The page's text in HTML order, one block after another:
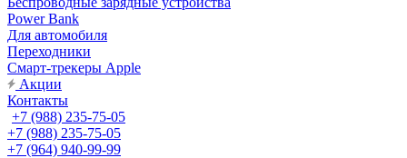
Power Bank
Для автомобиля
Переходники
Смарт-трекеры Apple
Акции
Контакты
+7 (988) 235-75-05
+7 (988) 235-75-05
+7 (964) 940-99-99